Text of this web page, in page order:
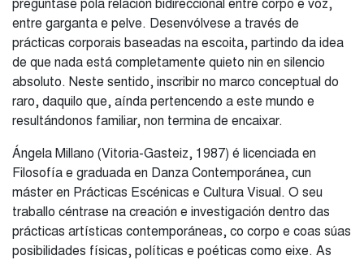
pregúntase pola relación bidireccional entre corpo e voz,
entre garganta e pelve. Desenvólvese a través de
prácticas corporais baseadas na escoita, partindo da idea
de que nada está completamente quieto nin en silencio
absoluto. Neste sentido, inscribir no marco conceptual do
raro, daquilo que, aínda pertencendo a este mundo e
resultándonos familiar, non termina de encaixar.
Ángela Millano (Vitoria-Gasteiz, 1987) é licenciada en
Filosofía e graduada en Danza Contemporánea, cun
máster en Prácticas Escénicas e Cultura Visual. O seu
traballo céntrase na creación e investigación dentro das
prácticas artísticas contemporáneas, co corpo e coas súas
posibilidades físicas, políticas e poéticas como eixe. As